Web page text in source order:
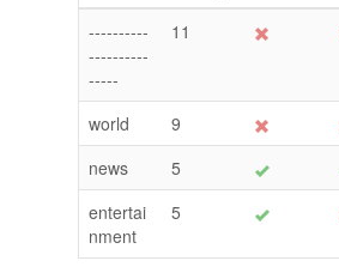
----------
----------
-----
11
world
9
news
5
entertai
nment
5